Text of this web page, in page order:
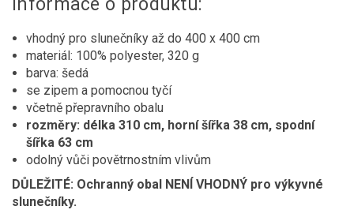
vhodný pro slunečníky až do 400 x 400 cm
materiál: 100% polyester, 320 g
barva: šedá
se zipem a pomocnou tyčí
včetně přepravního obalu
rozměry: délka 310 cm, horní šířka 38 cm, spodní
šířka 63 cm
odolný vůči povětrnostním vlivům
DŮLEŽITÉ: Ochranný obal NENÍ VHODNÝ pro výkyvné
slunečníky.